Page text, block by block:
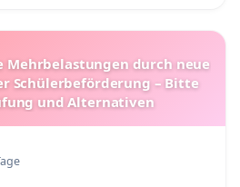
Küsnacht / Rigi Kaltbad
Zürich / Lumbrein, GR
Direktor, Luzerner
und Ruedi Bechtler, Hotel
durch neue
Schülerbeförderung – Bitte
und Alternativen